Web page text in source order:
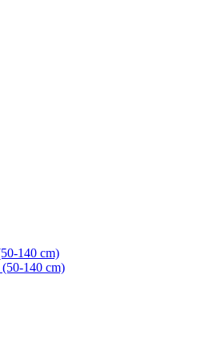
140 cm)
140 cm)